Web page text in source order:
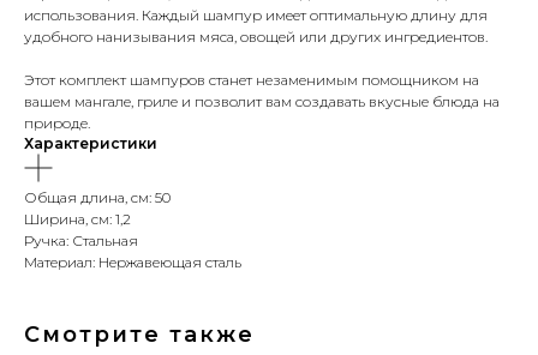
использования. Каждый шампур имеет оптимальную длину для
удобного нанизывания мяса, овощей или других ингредиентов.
Этот комплект шампуров станет незаменимым помощником на
вашем мангале, гриле и позволит вам создавать вкусные блюда на
природе.
Характеристики
Общая длина, см: 50
Ширина, см: 1,2
Ручка: Стальная
Материал: Нержавеющая сталь
Смотрите также